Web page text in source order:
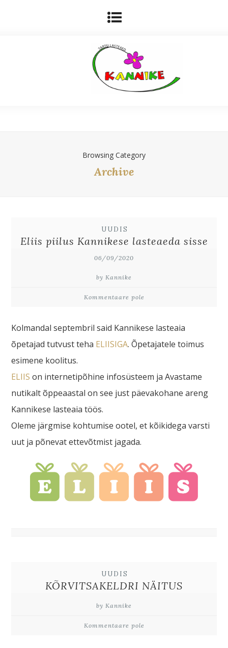
Browsing Category
Archive
UUDIS
Eliis piilus Kannikese lasteaeda sisse
06/09/2020
by Kannike
Kommentaare pole
Kolmandal septembril said Kannikese lasteaia
õpetajad tutvust teha ELIISIGA. Õpetajatele toimus
esimene koolitus.
ELIISon internetipõhine infosüsteem ja Avastame
nutikalt õppeaastal on see just päevakohane areng
Kannikese lasteaia töös.
Oleme järgmise kohtumise ootel, et kõikidega varsti
uut ja põnevat ettevõtmist jagada.
UUDIS
KÕRVITSAKELDRI NÄITUS
by Kannike
Kommentaare pole